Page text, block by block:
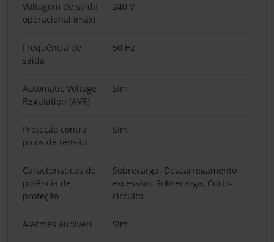
Voltagem de saída
operacional (máx)
240 V
Frequência de
saída
50 Hz
Automatic Voltage
Regulation (AVR)
Sim
Proteção contra
picos de tensão
Sim
Características de
potência de
proteção
Sobrecarga, Descarregamento
excessivo, Sobrecarga, Curto-
circuito
Alarmes audíveis Sim